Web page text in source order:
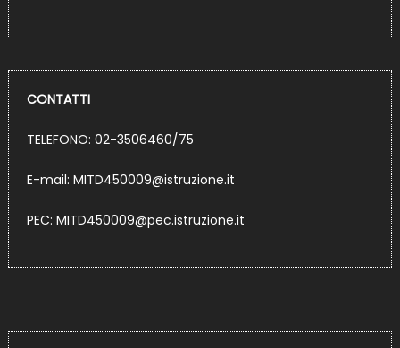
CONTATTI
TELEFONO: 02-3506460/75
E-mail: MITD450009@istruzione.it
PEC: MITD450009@pec.istruzione.it